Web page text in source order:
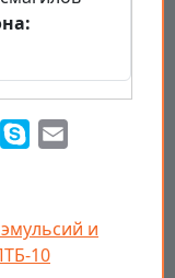
WhatsApp
Skype
и
10